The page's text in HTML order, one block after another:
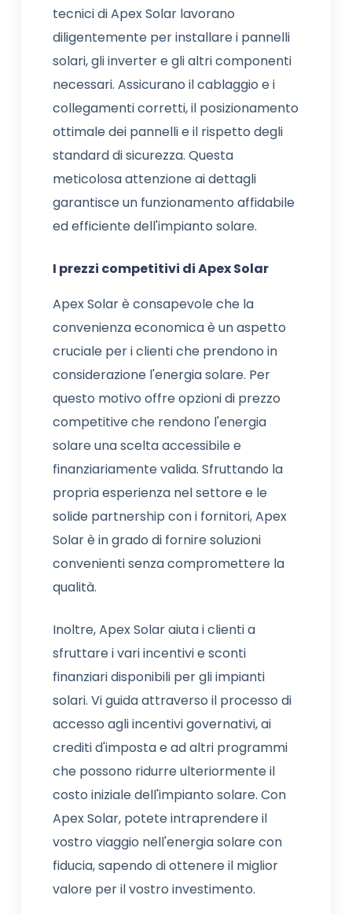
tecnici di Apex Solar lavorano
diligentemente per installare i pannelli
solari, gli inverter e gli altri componenti
necessari. Assicurano il cablaggio e i
collegamenti corretti, il posizionamento
ottimale dei pannelli e il rispetto degli
standard di sicurezza. Questa
meticolosa attenzione ai dettagli
garantisce un funzionamento affidabile
ed efficiente dell'impianto solare.
I prezzi competitivi di Apex Solar
Apex Solar è consapevole che la
convenienza economica è un aspetto
cruciale per i clienti che prendono in
considerazione l'energia solare. Per
questo motivo offre opzioni di prezzo
competitive che rendono l'energia
solare una scelta accessibile e
finanziariamente valida. Sfruttando la
propria esperienza nel settore e le
solide partnership con i fornitori, Apex
Solar è in grado di fornire soluzioni
convenienti senza compromettere la
qualità.
Inoltre, Apex Solar aiuta i clienti a
sfruttare i vari incentivi e sconti
finanziari disponibili per gli impianti
solari. Vi guida attraverso il processo di
accesso agli incentivi governativi, ai
crediti d'imposta e ad altri programmi
che possono ridurre ulteriormente il
costo iniziale dell'impianto solare. Con
Apex Solar, potete intraprendere il
vostro viaggio nell'energia solare con
fiducia, sapendo di ottenere il miglior
valore per il vostro investimento.